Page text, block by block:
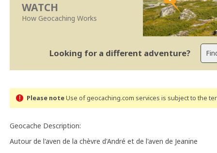
WATCH
How Geocaching Works
Looking for a different adventure?
Please noteUse of geocaching.com services is subject to the
Geocache Description:
Autour de l'aven de la chèvre d'André et de l'aven de Jeanine